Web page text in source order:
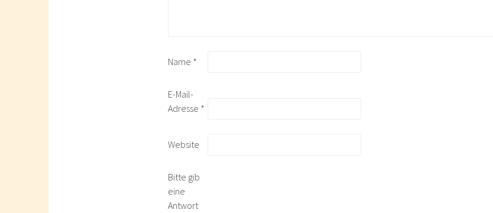
Name *
E-Mail-
Adresse *
Website
Bitte gib
eine
Antwort